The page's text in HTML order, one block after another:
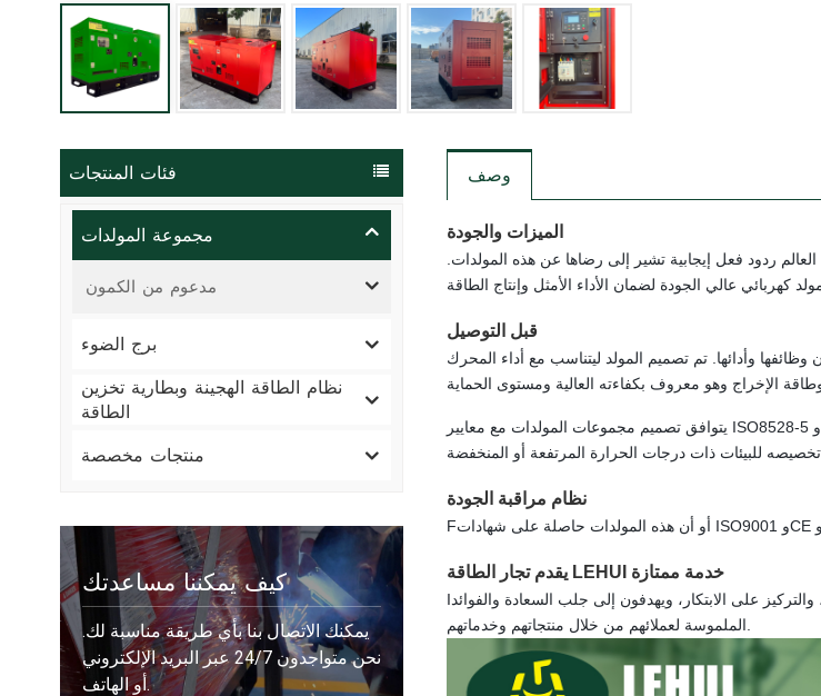
فئات المنتجات
مجموعة المولدات
مدعوم من الكمون
برج الضوء
نظام الطاقة الهجينة وبطارية تخزين
الطاقة
منتجات مخصصة
كيف يمكننا مساعدتك
يمكنك الاتصال بنا بأي طريقة مناسبة لك.
نحن متواجدون 24/7 عبر البريد الإلكتروني
أو الهاتف.
وصف
الميزات والجودة
ردود فعل إيجابية تشير إلى رضاها عن هذه المولدات.
قبل التوصيل
الحمل بنسب مختلفة (25%، 50%، 75%، 100%، و110%) لضمان وظائفها وأدائها. تم تصميم المولد ليتناسب مع أداء المحرك
يتوافق تصميم مجموعات المولدات مع معايير ISO8528-5 وNFPA 110. تم تصميم نظام التبريد ليتحمل درجات حرارة تصل إلى 50 درجة مئوية / 122 درجة
نظام مراقبة الجودة
F
يقدم تجار الطاقة LEHUI خدمة ممتازة
Iعلى الابتكار، ويهدفون إلى جلب السعادة والفوائد